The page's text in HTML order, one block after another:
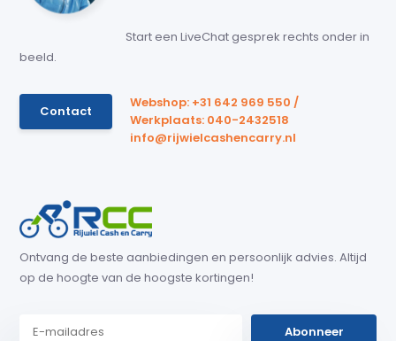
Start een LiveChat gesprek rechts onder in
beeld.
Contact
Webshop: +31 642 969 550 /
Werkplaats: 040-2432518
info@rijwielcashencarry.nl
Ontvang de beste aanbiedingen en persoonlijk advies. Altijd
op de hoogte van de hoogste kortingen!
Abonneer